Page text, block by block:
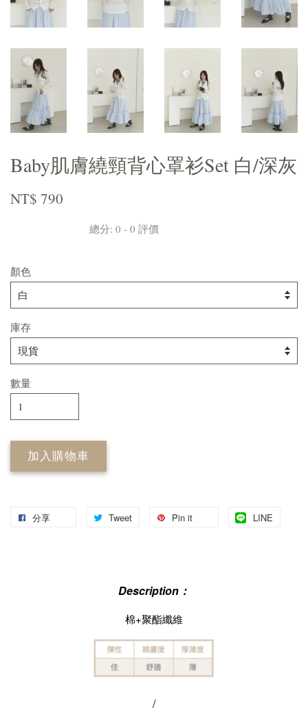
Baby肌膚繞頸背心罩衫Set 白/深灰
NT$ 790
總分: 0 - 0 評價
顏色
庫存
數量
加入購物車
分享 Tweet Pin it LINE
Description：
棉+聚酯纖維
/